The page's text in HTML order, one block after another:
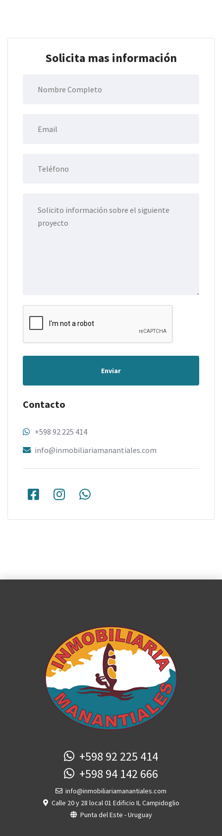
Solicita mas información
Enviar
Contacto
+598 92 225 414
info@inmobiliariamanantiales.com
+598 92 225 414
+598 94 142 666
info@inmobiliariamanantiales.com
Calle 20 y 28 local 01 Edificio IL Campidoglio
Punta del Este - Uruguay